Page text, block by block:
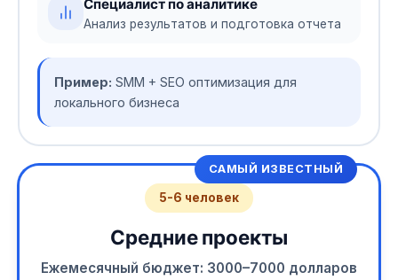
Анализ результатов и подготовка отчета
Пример: SMM + SEO оптимизация для
локального бизнеса
САМЫЙ ИЗВЕСТНЫЙ
5-6 человек
Средние проекты
Ежемесячный бюджет: 3000–7000 долларов